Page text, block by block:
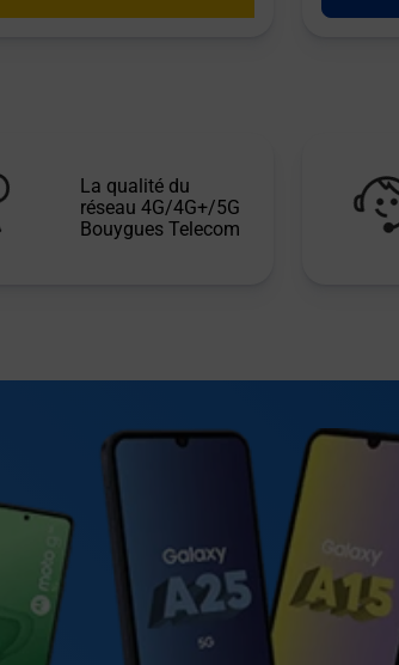
La qualité du
réseau 4G/4G+/5G
Bouygues Telecom